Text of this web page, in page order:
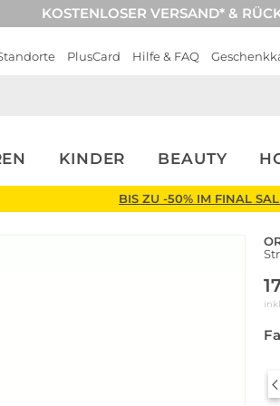
KOSTENLOSER VERSAND* &
PlusCard Hilfe & FAQ
KINDER BEAUTY
BIS ZU -50% IM FINAL